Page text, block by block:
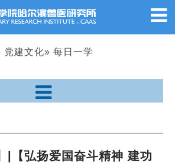
党建文化» 每日一学
|【弘扬爱国奋斗精神 建功